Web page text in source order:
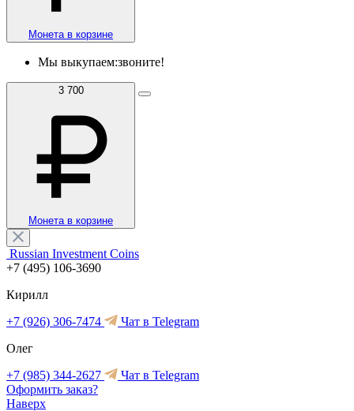
Монета в корзине
Мы выкупаем:звоните!
3 700
Монета в корзине
Russian Investment Coins
+7 (495) 106-3690
Кирилл
+7 (926) 306-7474
Чат в Telegram
Олег
+7 (985) 344-2627
Чат в Telegram
Оформить заказ?
Наверх